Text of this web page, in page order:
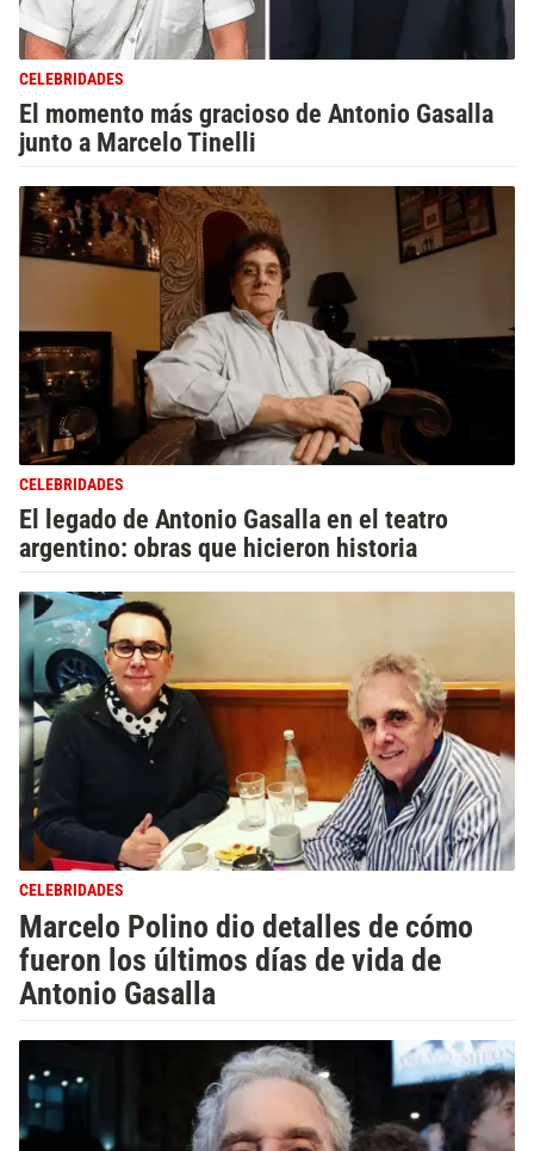
CELEBRIDADES
El momento más gracioso de Antonio Gasalla
junto a Marcelo Tinelli
CELEBRIDADES
El legado de Antonio Gasalla en el teatro
argentino: obras que hicieron historia
CELEBRIDADES
Marcelo Polino dio detalles de cómo
fueron los últimos días de vida de
Antonio Gasalla